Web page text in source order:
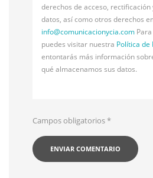
derechos de acceso, rectificación
datos, así como otros derechos
info@comunicacionycia.com
puedes visitar nuestra Política de
entontarás más información
qué almacenamos sus datos.
Campos obligatorios*